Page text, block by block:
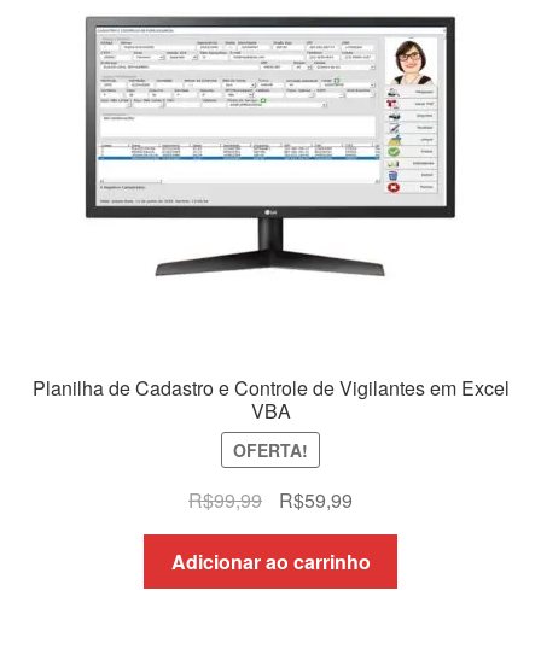
Minha Conta
Planilha de Cadastro e Controle de Vigilantes em Excel
VBA
OFERTA!
R$99,99
O
preço
original
era:
R$59,99O
preço
atual
é:
Adicionar ao carrinho